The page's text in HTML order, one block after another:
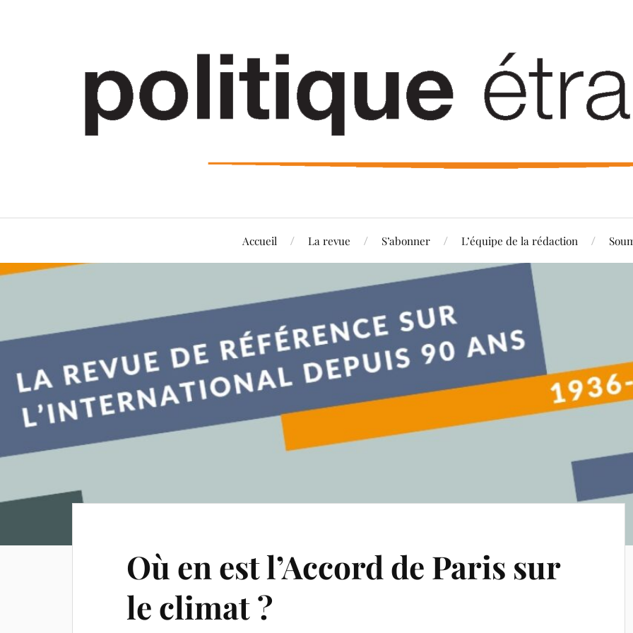
Accueil La revue S’abonner L’équipe de la rédaction
Où en est l’Accord de Paris sur
le climat ?